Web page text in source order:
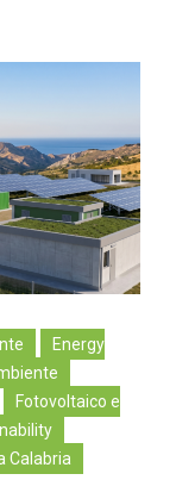
Energy
Fotovoltaico e
Calabria